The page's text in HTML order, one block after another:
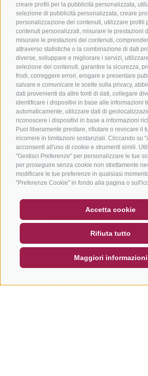
creare profili per la pubblicità personalizzata,
selezione di pubblicità personalizzata, creare
personalizzazione dei contenuti, utilizzare profili
contenuti personalizzati, misurare le prestazioni
misurare le prestazioni dei contenuti,
attraverso statistiche o la combinazione di dati
diverse, sviluppare e migliorare i servizi,
selezione dei contenuti, garantire la sicurezza,
frodi, correggere errori, erogare e presentare
salvare e comunicare le scelte sulla privacy,
dati provenienti da altre fonti di dati, collegare
identificare i dispositivi in base alle informazioni
automaticamente, utilizzare dati di
riconoscere i dispositivi in base a informazioni
Puoi liberamente prestare, rifiutare o revocare il
incorrere in limitazioni sostanziali. Cliccando su
acconsenti all'uso di cookie e strumenti simili.
"Gestisci Preferenze" per personalizzare le tue
per proseguire senza cookie non strettamente
modificare le tue preferenze in qualsiasi
"Preferenze Cookie" in fondo alla pagina o
dispositivo in uso.
Accetta cookie
Rifiuta tutto
Maggiori informazioni
NEWSLETTER
SOCIAL WALL
BIKEHOTELS
SÜDTIROL
Hotel & pacchetti
Pacchetti vacanze
Buoni vacanza
Hot Deals
Bike & Work
IN BICI IN
ADIGE
Adige
In bici da
Adige
Ciclabili in
Scuole bike
Tutti i tour
info@bikehotels.it